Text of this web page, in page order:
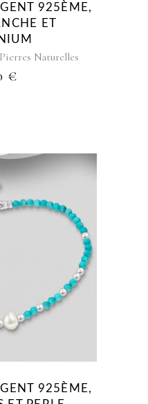
925ÈME,
ET
Pierres Naturelles
€
925ÈME,